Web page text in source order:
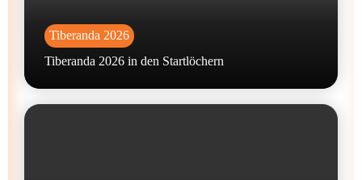
Tiberanda 2026
Tiberanda 2026 in den Startlöchern